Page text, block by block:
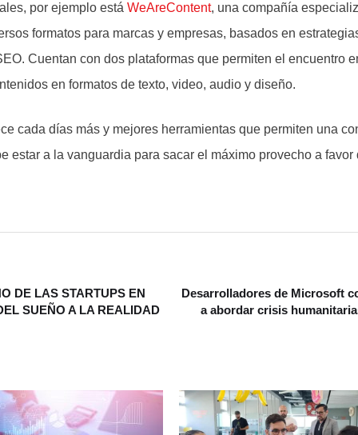
por ejemplo está WeAreContent, una compañía
formatos para marcas y empresas, basados en
Cuentan con dos plataformas que permiten el encuentro
en formatos de texto, video, audio y diseño.
cada días más y mejores herramientas que permiten una
estar a la vanguardia para sacar el máximo provecho a favor
DE LAS STARTUPS EN
SUEÑO A LA REALIDAD
Desarrolladores de Microsoft
a abordar crisis